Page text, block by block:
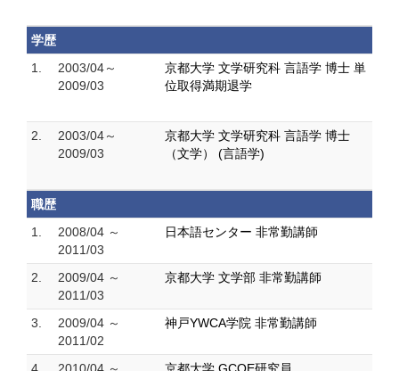
学歴
1.
2003/04～
2009/03
京都大学 文学研究科 言語学 博士 単
位取得満期退学
2.
2003/04～
2009/03
京都大学 文学研究科 言語学 博士
（文学） (言語学)
職歴
1.
2008/04 ～
2011/03
日本語センター 非常勤講師
2.
2009/04 ～
2011/03
京都大学 文学部 非常勤講師
3.
2009/04 ～
2011/02
神戸YWCA学院 非常勤講師